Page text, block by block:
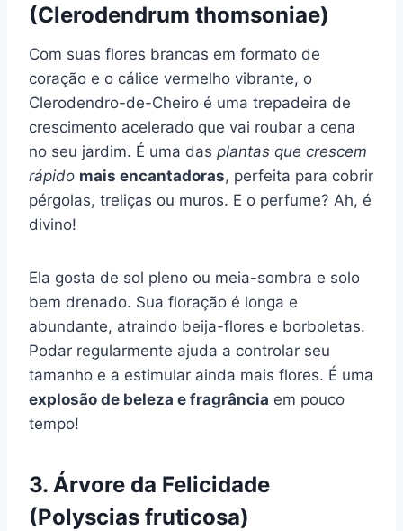
(Clerodendrum thomsoniae)
Com suas flores brancas em formato de
coração e o cálice vermelho vibrante, o
Clerodendro-de-Cheiro é uma trepadeira de
crescimento acelerado que vai roubar a cena
no seu jardim. É uma das plantas que crescem
rápido mais encantadoras, perfeita para cobrir
pérgolas, treliças ou muros. E o perfume? Ah, é
divino!
Ela gosta de sol pleno ou meia-sombra e solo
bem drenado. Sua floração é longa e
abundante, atraindo beija-flores e borboletas.
Podar regularmente ajuda a controlar seu
tamanho e a estimular ainda mais flores. É uma
explosão de beleza e fragrância em pouco
tempo!
3. Árvore da Felicidade
(Polyscias fruticosa)